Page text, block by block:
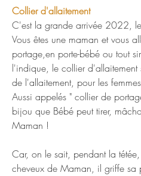
Collier d'allaitement
C'est la grande arrivée 2022,
Vous êtes une maman et vous
portage,en porte-bébé ou tout
l'indique, le collier
de l'allaitement, pour les
Aussi appelés " collier de
bijou que Bébé peut tirer,
Maman !
Car, on le sait, pendant la
cheveux de Maman, il griffe